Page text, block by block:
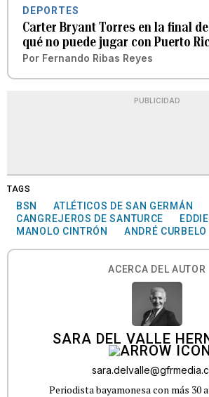
DEPORTES
Carter Bryant Torres en la final de
qué no puede jugar con Puerto
Por Fernando Ribas Reyes
PUBLICIDAD
TAGS
BSN
ATLÉTICOS DE SAN GERMÁN
CANGREJEROS DE SANTURCE
MANOLO CINTRÓN
ANDRÉ CURBELO
ACERCA DEL AUTOR
SARA DEL VALLE
Periodista bayamonesa con más 30